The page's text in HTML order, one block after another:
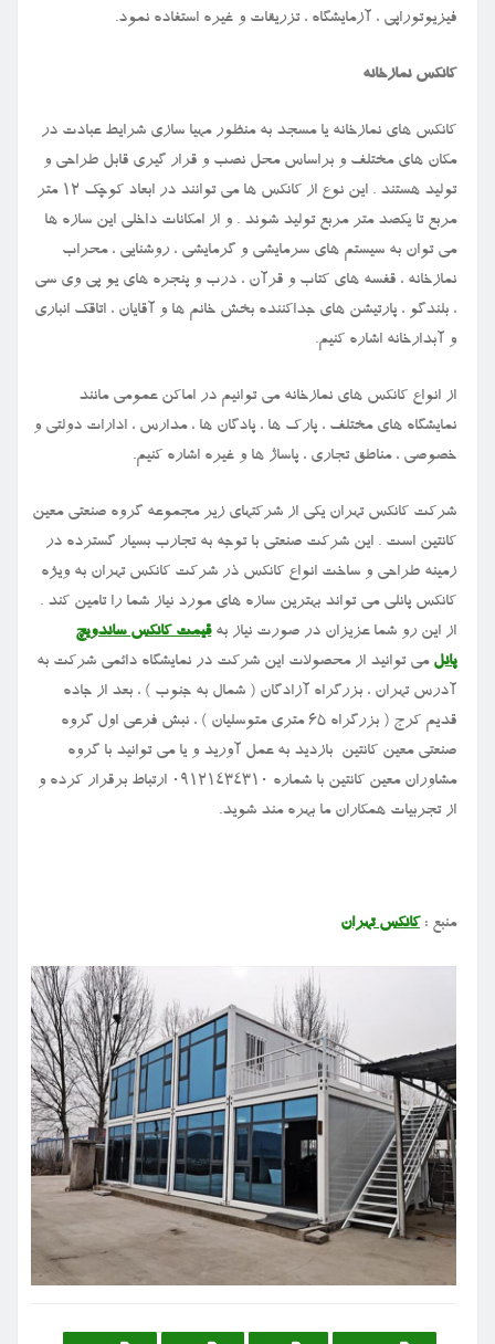
فیزیوتوراپی ، آزمایشگاه ، تزریقات و غیره استفاده نمود.
کانکس نمازخانه
کانکس های نمازخانه یا مسجد به منظور مهیا سازی شرایط عبادت در
مکان های مختلف و براساس محل نصب و قرار گیری قابل طراحی و
تولید هستند . این نوع از کانکس ها می توانند در ابعاد کوچک ۱۲ متر
مربع تا یکصد متر مربع تولید شوند . و از امکانات داخلی این سازه ها
می توان به سیستم های سرمایشی و گرمایشی ، روشنایی ، محراب
نمازخانه ، قفسه های کتاب و قرآن ، درب و پنجره های یو پی وی سی
، بلندگو ، پارتیشن های جداکننده بخش خانم ها و آقایان ، اتاقک انباری
و آبدارخانه اشاره کنیم.
از انواع کانکس های نمازخانه می توانیم در اماکن عمومی مانند
نمایشگاه های مختلف ، پارک ها ، پادگان ها ، مدارس ، ادارات دولتی و
خصوصی ، مناطق تجاری ، پاساژ ها و غیره اشاره کنیم.
شرکت کانکس تهران یکی از شرکتهای زیر مجموعه گروه صنعتی معین
کانتین است . این شرکت صنعتی با توجه به تجارب بسیار گسترده در
زمینه طراحی و ساخت انواع کانکس ذر شرکت کانکس تهران به ویژه
کانکس پانلی می تواند بهترین سازه های مورد نیاز شما را تامین کند .
از این رو شما عزیزان در صورت نیاز بهقیمت کانکس ساندویچ
پانل می توانید از محصولات این شرکت در نمایشگاه دائمی شرکت به
آدرس تهران ، بزرگراه آزادگان ( شمال به جنوب ) ، بعد از جاده
قدیم کرج ( بزرگراه ۶۵ متری متوسلیان ) ، نبش فرعی اول گروه
صنعتی معین کانتین بازدید به عمل آورید و یا می توانید با گروه
مشاوران معین کانتین با شماره ۰۹۱۲۱۴۳۴۳۱۰ ارتباط برقرار کرده و
از تجربیات همکاران ما بهره مند شوید.
منبع : کانکس تهران